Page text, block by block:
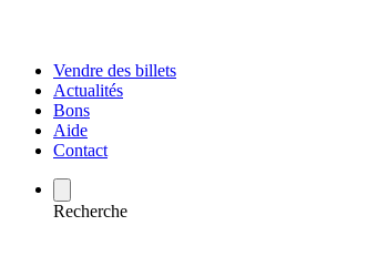
Vendre des billets
Actualités
Bons
Aide
Contact
Recherche